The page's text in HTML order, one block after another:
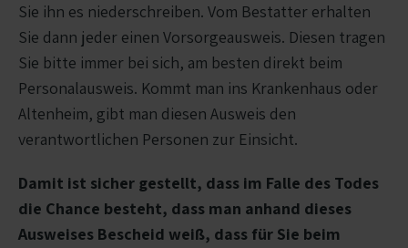
Sie ihn es niederschreiben. Vom Bestatter erhalten
Sie dann jeder einen Vorsorgeausweis. Diesen tragen
Sie bitte immer bei sich, am besten direkt beim
Personalausweis. Kommt man ins Krankenhaus oder
Altenheim, gibt man diesen Ausweis den
verantwortlichen Personen zur Einsicht.
Damit ist sicher gestellt, dass im Falle des Todes
die Chance besteht, dass man anhand dieses
Ausweises Bescheid weiß, dass für Sie beim